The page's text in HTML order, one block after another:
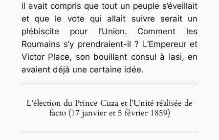
il avait compris que tout un peuple s’éveillait
et que le vote qui allait suivre serait un
plébiscite pour l’Union. Comment les
Roumains s’y prendraient-il ? L’Empereur et
Victor Place, son bouillant consul à Iasi, en
avaient déjà une certaine idée.
L’élection du Prince Cuza et l’Unité réalisée de
facto (17 janvier et 5 février 1859)